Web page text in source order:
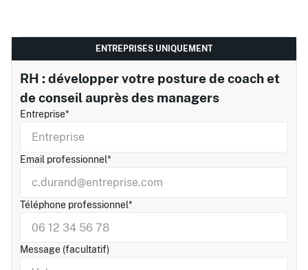
ENTREPRISES UNIQUEMENT
RH : développer votre posture de coach et
de conseil auprès des managers
Entreprise*
Email professionnel*
Téléphone professionnel*
Message (facultatif)